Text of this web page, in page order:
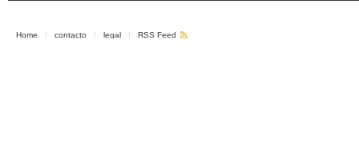
Home contacto legal RSS Feed